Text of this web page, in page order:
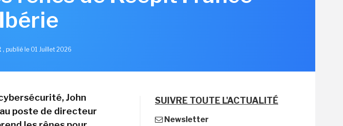
, publié le 01 Juillet 2026
John
poste de directeur
SUIVRE TOUTE L'ACTUALITÉ
Newsletter